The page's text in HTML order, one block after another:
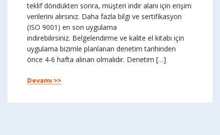
teklif döndükten sonra, müşteri indir alanı için erişim
verilerini alırsınız. Daha fazla bilgi ve sertifikasyon
(ISO 9001) en son uygulama
indirebilirsiniz. Belgelendirme ve kalite el kitabı için
uygulama bizimle planlanan denetim tarihinden
önce 4-6 hafta alınan olmalıdır. Denetim […]
Devamı >>